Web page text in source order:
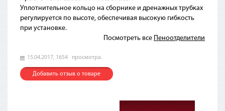
Уплотнительное кольцо на сборнике и дренажных трубках
регулируется по высоте, обеспечивая высокую гибкость
при установке.
Посмотреть все Пеноотделители
15.04.2017, 1654 просмотра.
Добавить отзыв о товаре